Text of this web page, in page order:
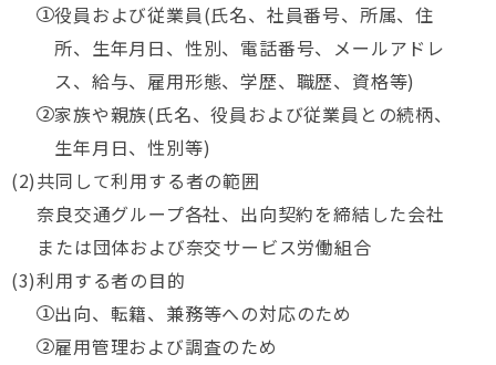
役員および従業員(氏名、社員番号、所属、住
所、生年月日、性別、電話番号、メールアドレ
ス、給与、雇用形態、学歴、職歴、資格等)
家族や親族(氏名、役員および従業員との続柄、
生年月日、性別等)
共同して利用する者の範囲
奈良交通グループ各社、出向契約を締結した会社
または団体および奈交サービス労働組合
利用する者の目的
出向、転籍、兼務等への対応のため
雇用管理および調査のため